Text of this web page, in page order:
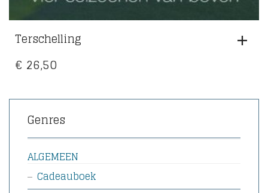
Terschelling
€ 26,50
Genres
ALGEMEEN
Cadeauboek